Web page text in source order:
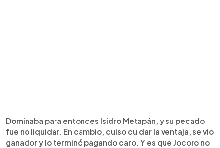
Dominaba para entonces Isidro Metapán, y su pecado
fue no liquidar. En cambio, quiso cuidar la ventaja, se vio
ganador y lo terminó pagando caro. Y es que Jocoro no